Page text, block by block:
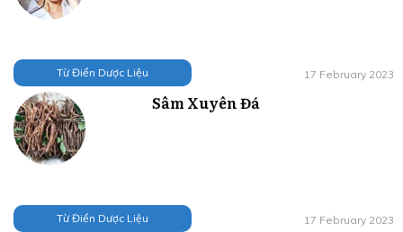
Từ Điển Dược Liệu 17 February 2023
Sâm Xuyên Đá
Từ Điển Dược Liệu 17 February 2023